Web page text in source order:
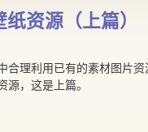
资源（上篇）
理利用已有的素材图片
，这是上篇。